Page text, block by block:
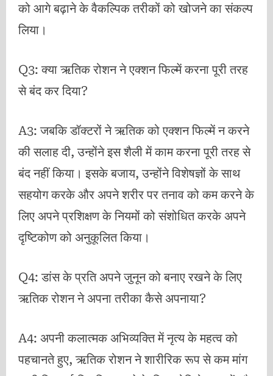
को आगे बढ़ाने के वैकल्पिक तरीकों को खोजने का संकल्प
लिया।
Q3: क्या ऋतिक रोशन ने एक्शन फिल्में करना पूरी तरह
से बंद कर दिया?
A3: जबकि डॉक्टरों ने ऋतिक को एक्शन फिल्में न करने
की सलाह दी, उन्होंने इस शैली में काम करना पूरी तरह से
बंद नहीं किया। इसके बजाय, उन्होंने विशेषज्ञों के साथ
सहयोग करके और अपने शरीर पर तनाव को कम करने के
लिए अपने प्रशिक्षण के नियमों को संशोधित करके अपने
दृष्टिकोण को अनुकूलित किया।
Q4: डांस के प्रति अपने जुनून को बनाए रखने के लिए
ऋतिक रोशन ने अपना तरीका कैसे अपनाया?
A4: अपनी कलात्मक अभिव्यक्ति में नृत्य के महत्व को
पहचानते हुए, ऋतिक रोशन ने शारीरिक रूप से कम मांग